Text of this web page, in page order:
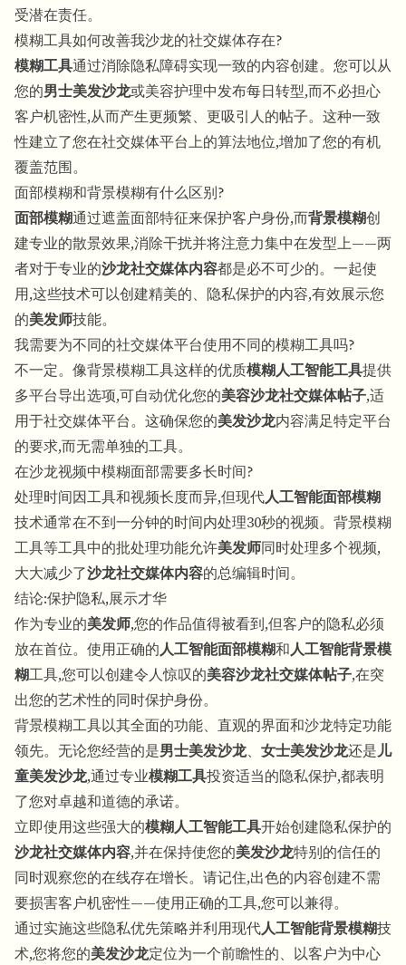
受潜在责任。
模糊工具如何改善我沙龙的社交媒体存在?
模糊工具通过消除隐私障碍实现一致的内容创建。您可以从
您的男士美发沙龙或美容护理中发布每日转型,而不必担心
客户机密性,从而产生更频繁、更吸引人的帖子。这种一致
性建立了您在社交媒体平台上的算法地位,增加了您的有机
覆盖范围。
面部模糊和背景模糊有什么区别?
面部模糊通过遮盖面部特征来保护客户身份,而背景模糊创
建专业的散景效果,消除干扰并将注意力集中在发型上——两
者对于专业的沙龙社交媒体内容都是必不可少的。一起使
用,这些技术可以创建精美的、隐私保护的内容,有效展示您
的美发师技能。
我需要为不同的社交媒体平台使用不同的模糊工具吗?
不一定。像背景模糊工具这样的优质模糊人工智能工具提供
多平台导出选项,可自动优化您的美容沙龙社交媒体帖子,适
用于社交媒体平台。这确保您的美发沙龙内容满足特定平台
的要求,而无需单独的工具。
在沙龙视频中模糊面部需要多长时间?
处理时间因工具和视频长度而异,但现代人工智能面部模糊
技术通常在不到一分钟的时间内处理30秒的视频。背景模糊
工具等工具中的批处理功能允许美发师同时处理多个视频,
大大减少了沙龙社交媒体内容的总编辑时间。
结论:保护隐私,展示才华
作为专业的美发师,您的作品值得被看到,但客户的隐私必须
放在首位。使用正确的人工智能面部模糊和人工智能背景模
糊工具,您可以创建令人惊叹的美容沙龙社交媒体帖子,在突
出您的艺术性的同时保护身份。
背景模糊工具以其全面的功能、直观的界面和沙龙特定功能
领先。无论您经营的是男士美发沙龙、 女士美发沙龙还是儿
童美发沙龙,通过专业模糊工具投资适当的隐私保护,都表明
了您对卓越和道德的承诺。
立即使用这些强大的模糊人工智能工具开始创建隐私保护的
沙龙社交媒体内容,并在保持使您的美发沙龙特别的信任的
同时观察您的在线存在增长。请记住,出色的内容创建不需
要损害客户机密性——使用正确的工具,您可以兼得。
通过实施这些隐私优先策略并利用现代人工智能背景模糊技
术,您将您的美发沙龙定位为一个前瞻性的、以客户为中心